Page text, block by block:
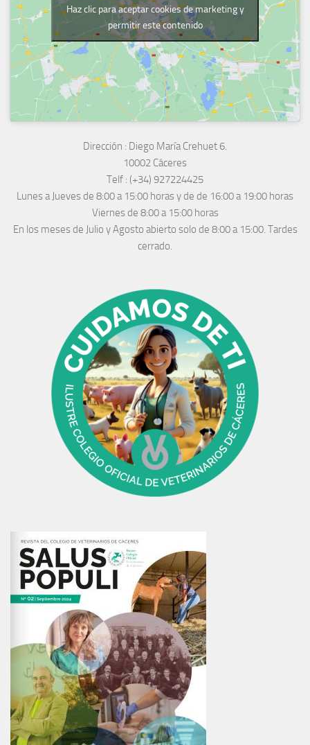
Haz clic para aceptar cookies de marketing y
permitir este contenido
Dirección : Diego María Crehuet 6.
10002 Cáceres
Telf : (+34) 927224425
Lunes a Jueves de 8:00 a 15:00 horas y de de 16:00 a 19:00 horas
Viernes de 8:00 a 15:00 horas
En los meses de Julio y Agosto abierto solo de 8:00 a 15:00. Tardes
cerrado.